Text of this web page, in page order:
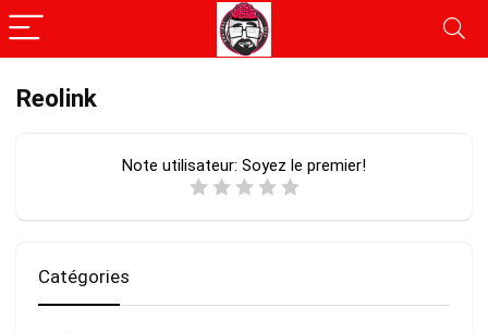
Reolink
Note utilisateur: Soyez le premier!
Catégories